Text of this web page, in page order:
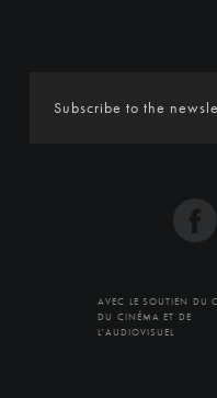
AVEC LE SOUTIEN DU
DU CINÉMA ET DE
L'AUDIOVISUEL